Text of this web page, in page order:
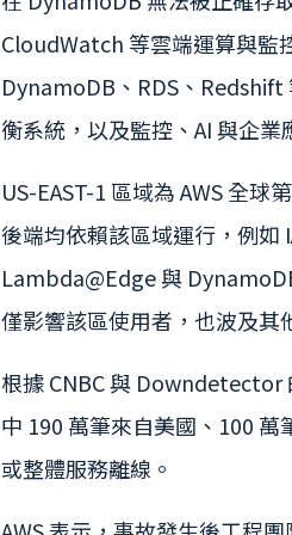
CloudWatch 等雲端運算與監
DynamoDB、RDS、Redshift
衡系統，以及監控、AI 與企業
US-EAST-1 區域為 AWS 全
後端均依賴該區域運行，例
Lambda@Edge 與
僅影響該區使用者，也波及其
根據 CNBC 與 Downdetector
中 190 萬筆來自美國、100
或整體服務離線。